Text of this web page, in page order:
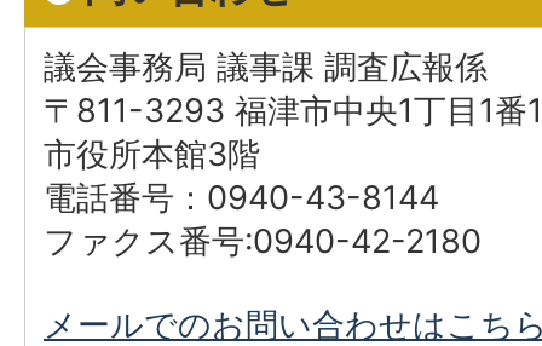
議会事務局 議事課 調査広報係
〒811-3293 福津市中央1丁目1番
市役所本館3階
電話番号：0940-43-8144
ファクス番号:0940-42-2180
メールでのお問い合わせはこち